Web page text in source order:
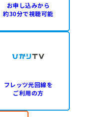
お申し込みから
約30分で視聴可能
フレッツ光回線を
ご利用の方